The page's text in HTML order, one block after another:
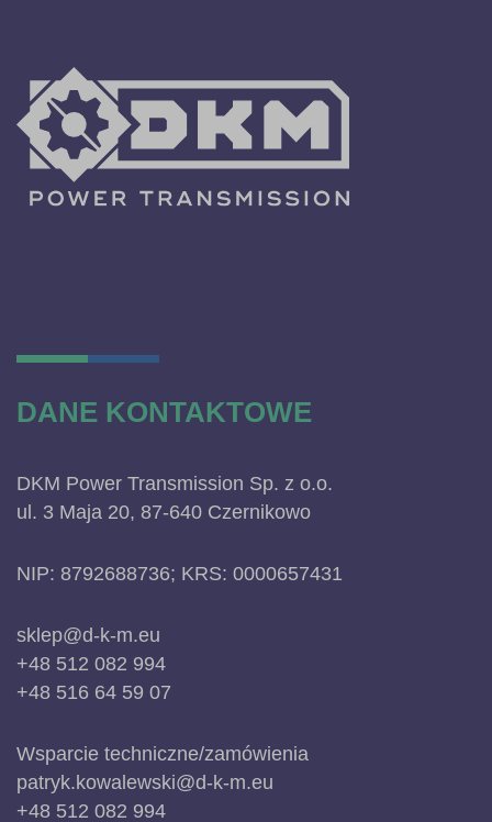
DANE KONTAKTOWE
DKM Power Transmission Sp. z o.o.
ul. 3 Maja 20, 87-640 Czernikowo
NIP: 8792688736; KRS: 0000657431
sklep@d-k-m.eu
+48 512 082 994
+48 516 64 59 07
Wsparcie techniczne/zamówienia
patryk.kowalewski@d-k-m.eu
+48 512 082 994